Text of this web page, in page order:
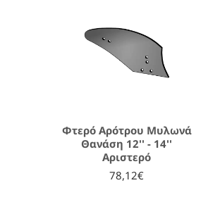
Φτερό Αρότρου Μυλωνά
Θανάση 12'' - 14''
Αριστερό
78,12€